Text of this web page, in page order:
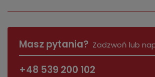
Masz pytania? Zadzwoń lub
+48 539 200 102